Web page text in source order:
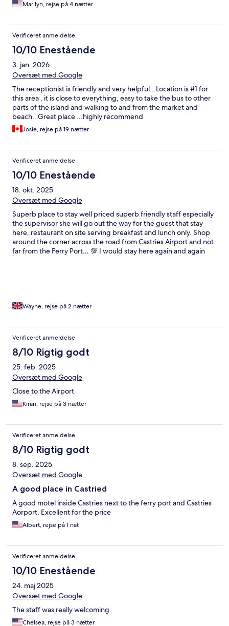
Marilyn, rejse på 4 nætter
Verificeret anmeldelse
10/10 Enestående
3. jan. 2026
Oversæt med Google
The receptionist is friendly and very helpful...Location is #1 for
this area , it is close to everything, easy to take the bus to other
parts of the island and walking to and from the market and
beach...Great place ...highly recommend
Josie, rejse på 19 nætter
Verificeret anmeldelse
10/10 Enestående
18. okt. 2025
Oversæt med Google
Superb place to stay well priced superb friendly staff especially
the supervisor she will go out the way for the guest that stay
here, restaurant on site serving breakfast and lunch only. Shop
around the corner across the road from Castries Airport and not
far from the Ferry Port… 💯 I would stay here again and again
Wayne, rejse på 2 nætter
Verificeret anmeldelse
8/10 Rigtig godt
25. feb. 2025
Oversæt med Google
Close to the Airport
Kiran, rejse på 3 nætter
Verificeret anmeldelse
8/10 Rigtig godt
8. sep. 2025
Oversæt med Google
A good place in Castried
A good motel inside Castries next to the ferry port and Castries
Aorport. Excellent for the price
Albert, rejse på 1 nat
Verificeret anmeldelse
10/10 Enestående
24. maj 2025
Oversæt med Google
The staff was really welcoming
Chelsea, rejse på 3 nætter